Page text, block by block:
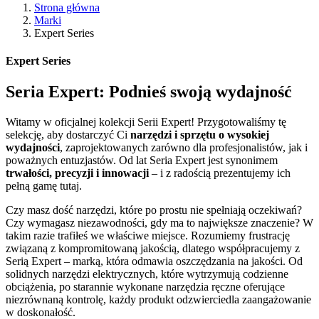
Strona główna
Marki
Expert Series
Expert Series
Seria Expert: Podnieś swoją wydajność
Witamy w oficjalnej kolekcji Serii Expert! Przygotowaliśmy tę
selekcję, aby dostarczyć Ci narzędzi i sprzętu o wysokiej
wydajności, zaprojektowanych zarówno dla profesjonalistów, jak i
poważnych entuzjastów. Od lat Seria Expert jest synonimem
trwałości, precyzji i innowacji – i z radością prezentujemy ich
pełną gamę tutaj.
Czy masz dość narzędzi, które po prostu nie spełniają oczekiwań?
Czy wymagasz niezawodności, gdy ma to największe znaczenie? W
takim razie trafiłeś we właściwe miejsce. Rozumiemy frustrację
związaną z kompromitowaną jakością, dlatego współpracujemy z
Serią Expert – marką, która odmawia oszczędzania na jakości. Od
solidnych narzędzi elektrycznych, które wytrzymują codzienne
obciążenia, po starannie wykonane narzędzia ręczne oferujące
niezrównaną kontrolę, każdy produkt odzwierciedla zaangażowanie
w doskonałość.